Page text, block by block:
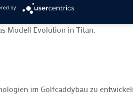
Zorro flat Modelle in Edelstahl und
Modell Evolution in Titan.
im Golfcaddybau zu
by